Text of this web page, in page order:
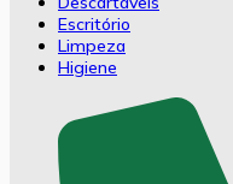
Escritório
Limpeza
Higiene